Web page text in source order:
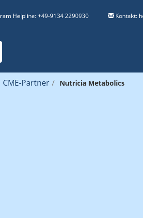
Helpline: +49-9134 2290930 Kontakt:
navigation
CME-Partner / Nutricia Metabolics